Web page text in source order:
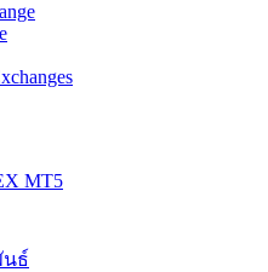
MT5
นธ์